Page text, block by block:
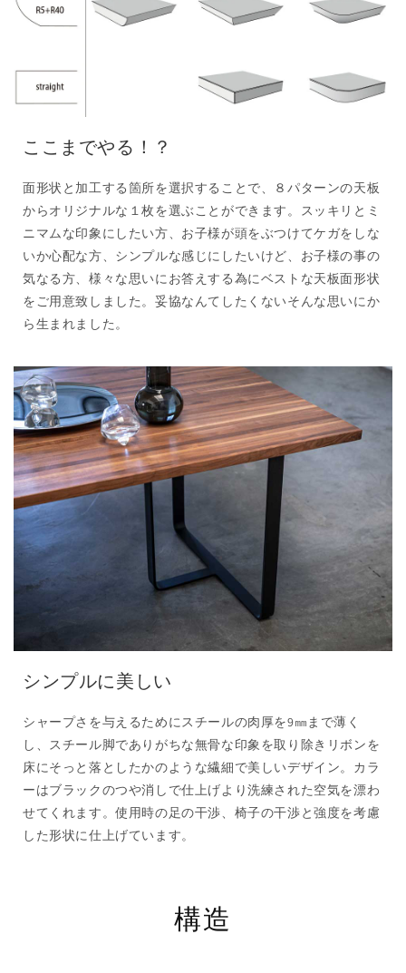
ここまでやる！？
面形状と加工する箇所を選択することで、８パターンの天板
からオリジナルな１枚を選ぶことができます。スッキリとミ
ニマムな印象にしたい方、お子様が頭をぶつけてケガをしな
いか心配な方、シンプルな感じにしたいけど、お子様の事の
気なる方、様々な思いにお答えする為にベストな天板面形状
をご用意致しました。妥協なんてしたくないそんな思いにか
ら生まれました。
シンプルに美しい
シャープさを与えるためにスチールの肉厚を9㎜まで薄く
し、スチール脚でありがちな無骨な印象を取り除きリボンを
床にそっと落としたかのような繊細で美しいデザイン。カラ
ーはブラックのつや消しで仕上げより洗練された空気を漂わ
せてくれます。使用時の足の干渉、椅子の干渉と強度を考慮
した形状に仕上げています。
構造